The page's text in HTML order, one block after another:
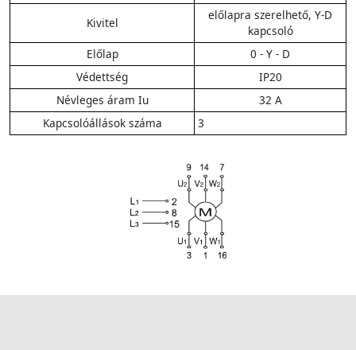
Kivitel
előlapra szerelhető, Y-D
kapcsoló
Előlap
0 - Y - D
Védettség
IP20
Névleges áram Iu
32 A
Kapcsolóállások száma
3